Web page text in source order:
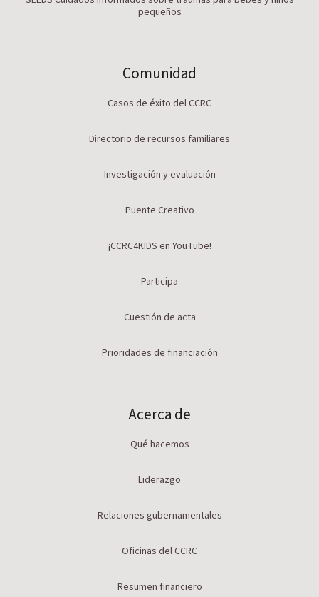
pequeños
Comunidad
Casos de éxito del CCRC
Directorio de recursos familiares
Investigación y evaluación
Puente Creativo
¡CCRC4KIDS en YouTube!
Participa
Cuestión de acta
Prioridades de financiación
Acerca de
Qué hacemos
Liderazgo
Relaciones gubernamentales
Oficinas del CCRC
Resumen financiero